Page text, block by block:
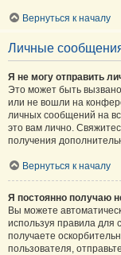
Вернуться к началу
Личные
Я не могу отправить
Это может быть
или не вошли на
личных сообщений на
это вам лично.
получения
Вернуться к началу
Я постоянно получаю
Вы можете
используя правила
получаете
пользователя,